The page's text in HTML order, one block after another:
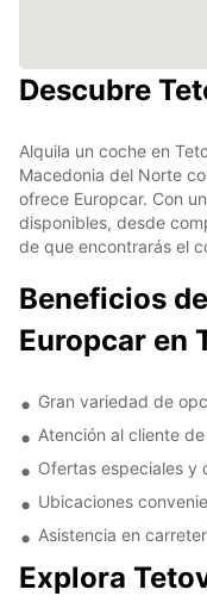
Descubre
Alquila un coche en
Macedonia del Norte
ofrece Europcar. Con
disponibles, desde
de que encontrarás el
Beneficios
Europcar en
Gran variedad de
Atención al cliente
Ofertas especiales y
Ubicaciones
Asistencia en
Explora